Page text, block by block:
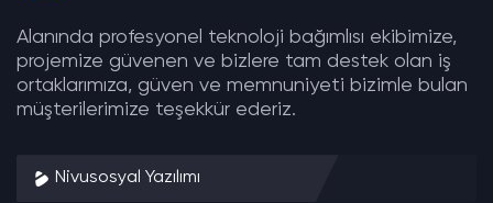
Alanında profesyonel teknoloji bağımlısı ekibimize,
projemize güvenen ve bizlere tam destek olan iş
ortaklarımıza, güven ve memnuniyeti bizimle bulan
müşterilerimize teşekkür ederiz.
Nivusosyal Yazılımı